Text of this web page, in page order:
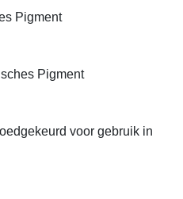
Pigment
Pigment
voor gebruik in